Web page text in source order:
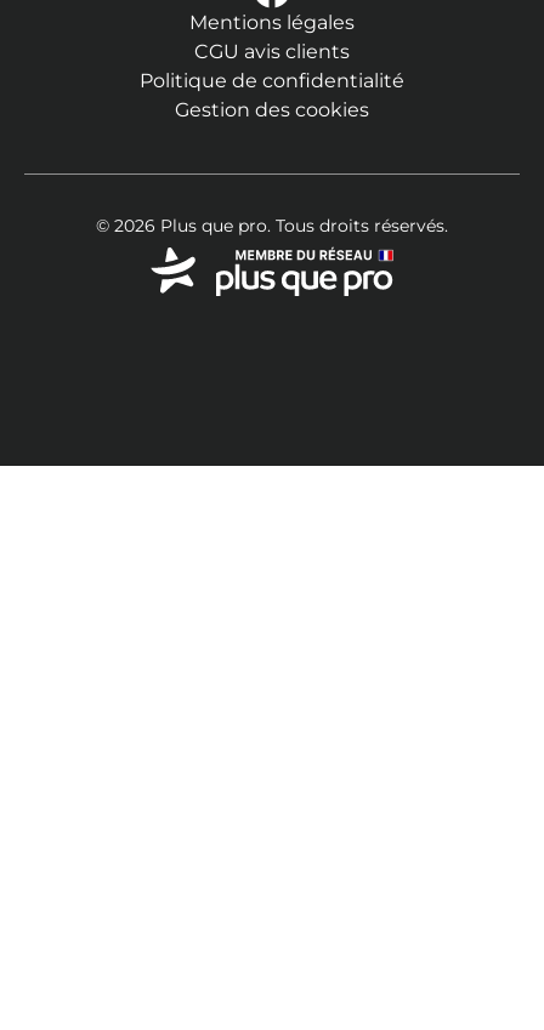
Mentions légales
CGU avis clients
Politique de confidentialité
Gestion des cookies
© 2026 Plus que pro. Tous droits réservés.